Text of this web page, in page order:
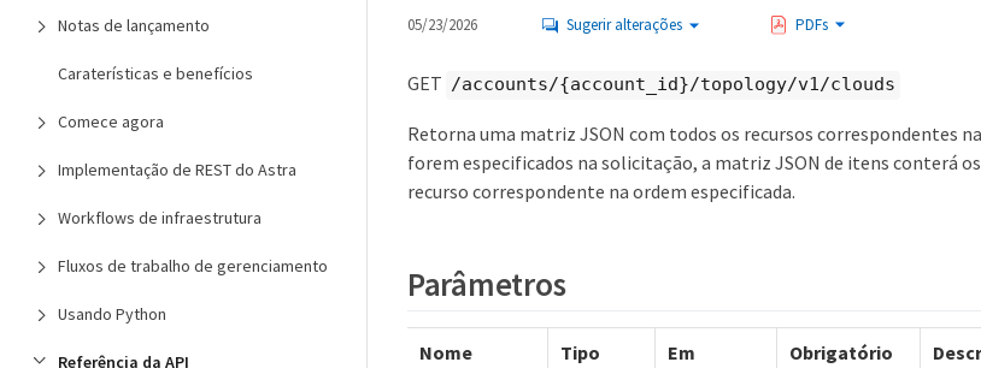
Notas de lançamento
Caraterísticas e benefícios
Comece agora
Implementação de REST do Astra
Workflows de infraestrutura
Fluxos de trabalho de gerenciamento
Usando Python
Referência da API
05/23/2026 Sugerir alterações PDFs
GET /accounts/{account_id}/topology/v1/clouds
Retorna uma matriz JSON com todos os recursos correspondentes
forem especificados na solicitação, a matriz JSON de itens conterá
recurso correspondente na ordem especificada.
Parâmetros
Nome Tipo Em Obrigatório